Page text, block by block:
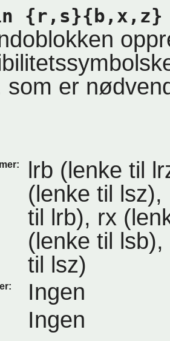
som er
lrb (lenke til
(lenke til
til lrb), rx
(lenke til
til lsz)
Ingen
Ingen